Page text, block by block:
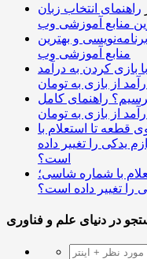
راهنمای انتخاب زبان
منابع آموزشی وب
و بهترین
منابع آموزشی وب
بازی کردن به درآمد
از بازی به تومان
راهنمای کامل
از بازی به تومان
قطعه تا استعلام با
یدکی را تغییر داده
است؟
با شماره شاسی؛
را تغییر داده است؟
در دنیای علم و فناوری